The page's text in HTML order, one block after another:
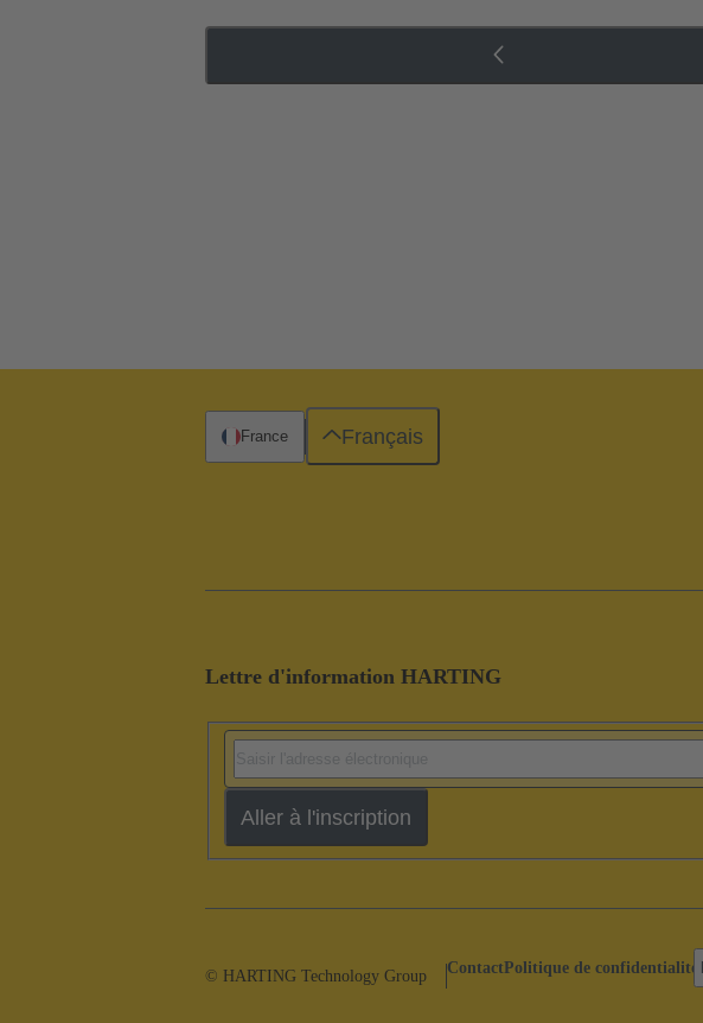
Lettre d'information HARTING
Aller à l'inscription
France Français
© HARTING Technology Group ContactPolitique de confidentialité